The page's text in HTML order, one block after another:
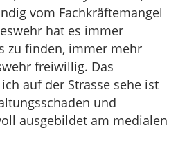
vom Fachkräftemangel
hat es immer
zu finden, immer mehr
freiwillig. Das
auf der Strasse sehe ist
und
ausgebildet am medialen